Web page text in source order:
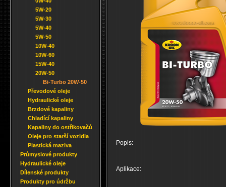
5W-20
5W-30
5W-40
5W-50
10W-40
10W-60
15W-40
20W-50
Bi-Turbo 20W-50
Převodové oleje
Hydraulické oleje
Brzdové kapaliny
Chladící kapaliny
Kapaliny do ostřikovačů
Oleje pro starší vozidla
Plastická maziva
Průmyslové produkty
Hydraulické oleje
Dílenské produkty
Produkty pro údržbu
Popis:
Aplikace: